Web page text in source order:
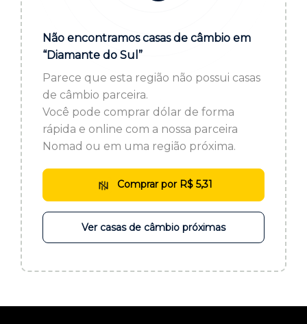
ou cadastre-se se ainda não tem registro:
CADASTRE-SE
Não encontramos casas de câmbio em
“Diamante do Sul”
Parece que esta região não possui casas
de câmbio parceira.
Você pode comprar dólar de forma
rápida e online com a nossa parceira
Nomad ou em uma região próxima.
Comprar por R$ 5,31
Ver casas de câmbio próximas